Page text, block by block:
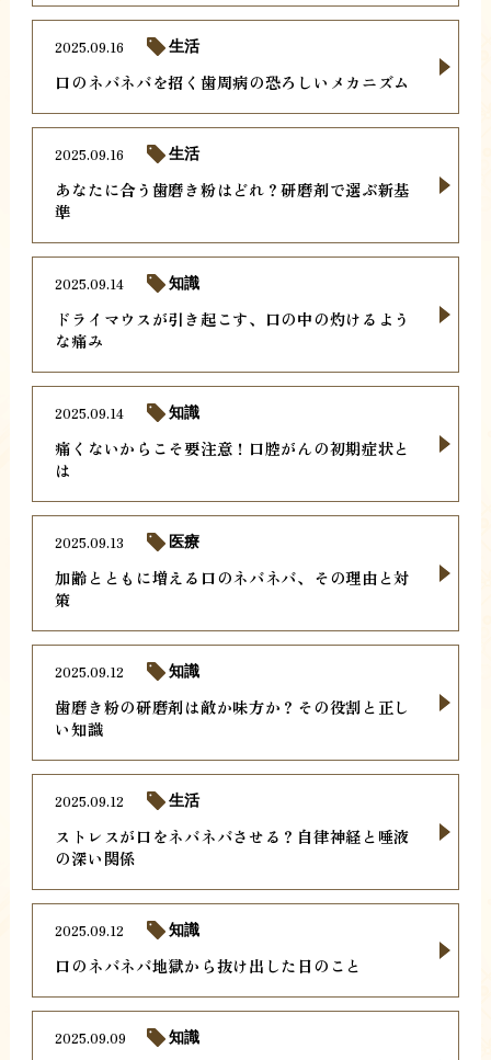
口のネバネバを招く歯周病の恐ろしいメカニズム
2025.09.16 生活
あなたに合う歯磨き粉はどれ？研磨剤で選ぶ新基
準
2025.09.16 生活
ドライマウスが引き起こす、口の中の灼けるよう
な痛み
2025.09.14 知識
痛くないからこそ要注意！口腔がんの初期症状と
は
2025.09.14 知識
加齢とともに増える口のネバネバ、その理由と対
策
2025.09.13 医療
歯磨き粉の研磨剤は敵か味方か？その役割と正し
い知識
2025.09.12 知識
ストレスが口をネバネバさせる？自律神経と唾液
の深い関係
2025.09.12 生活
口のネバネバ地獄から抜け出した日のこと
2025.09.12 知識
2025.09.09 知識